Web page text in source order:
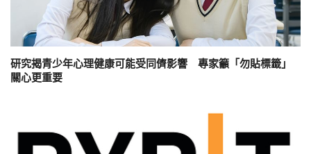
研究揭青少年心理健康可能受同儕影響 專家籲「勿貼標籤」
關心更重要